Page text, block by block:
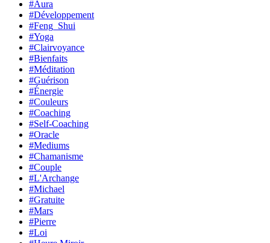
#Aura
#Développement
#Feng_Shui
#Yoga
#Clairvoyance
#Bienfaits
#Méditation
#Guérison
#Énergie
#Couleurs
#Coaching
#Self-Coaching
#Oracle
#Mediums
#Chamanisme
#Couple
#L'Archange
#Michael
#Gratuite
#Mars
#Pierre
#Loi